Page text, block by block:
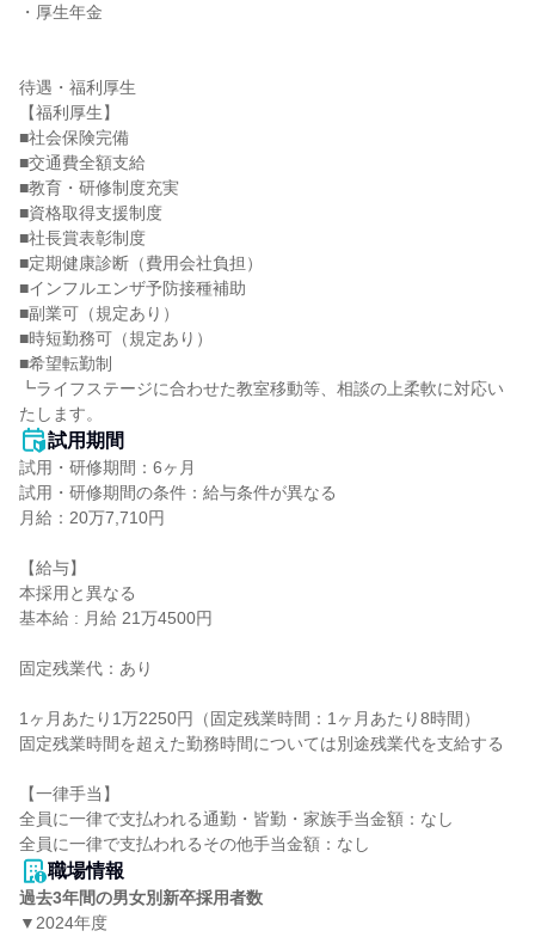
・厚生年金
待遇・福利厚生
【福利厚生】
■社会保険完備
■交通費全額支給
■教育・研修制度充実
■資格取得支援制度
■社長賞表彰制度
■定期健康診断（費用会社負担）
■インフルエンザ予防接種補助
■副業可（規定あり）
■時短勤務可（規定あり）
■希望転勤制
┗ライフステージに合わせた教室移動等、相談の上柔軟に対応い
たします。
試用期間
試用・研修期間：6ヶ月
試用・研修期間の条件：給与条件が異なる
月給：20万7,710円
【給与】
本採用と異なる
基本給 : 月給 21万4500円
固定残業代：あり
1ヶ月あたり1万2250円（固定残業時間：1ヶ月あたり8時間）
固定残業時間を超えた勤務時間については別途残業代を支給する
【一律手当】
全員に一律で支払われる通勤・皆勤・家族手当金額：なし
職場情報
過去3年間の男女別新卒採用者数
▼2024年度